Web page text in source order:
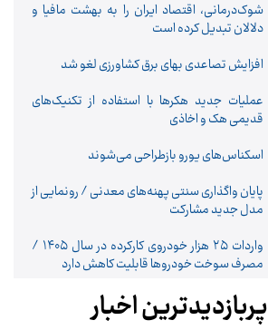
شوک‌درمانی، اقتصاد ایران را به بهشت مافیا و
دلالان تبدیل کرده است
افزایش تصاعدی بهای برق کشاورزی لغو شد
عملیات جدید هکرها با استفاده از تکنیک‌های
قدیمی هک و اخاذی
اسکناس‌های یورو بازطراحی می‌شوند
پایان واگذاری‌ سنتی پهنه‌های معدنی / رونمایی از
مدل جدید مشارکت
واردات ۲۵ هزار خودروی کارکرده در سال ۱۴۰۵ /
مصرف سوخت خودرو‌ها قابلیت کاهش دارد
پربازدیدترین اخبار